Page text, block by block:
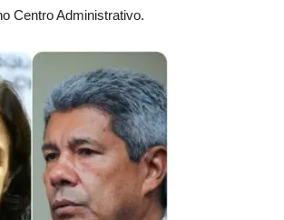
Centro Administrativo.